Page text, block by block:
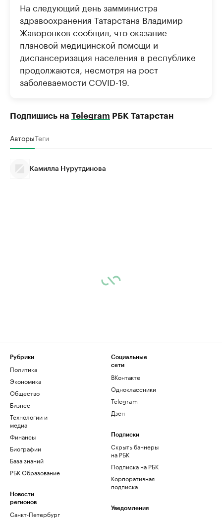
На следующий день замминистра
здравоохранения Татарстана Владимир
Жаворонков сообщил, что оказание
плановой медицинской помощи и
диспансеризация населения в республике
продолжаются, несмотря на рост
заболеваемости COVID-19.
Подпишись на Telegram РБК Татарстан
АвторыТеги
Камилла Нурутдинова
Рубрики
Политика
Экономика
Общество
Бизнес
Технологии и
медиа
Финансы
Биографии
База знаний
РБК Образование
Новости
регионов
Санкт-Петербург
Социальные
сети
ВКонтакте
Одноклассники
Telegram
Дзен
Подписки
Скрыть баннеры
на РБК
Подписка на РБК
Корпоративная
подписка
Уведомления